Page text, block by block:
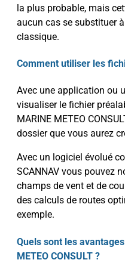
la plus probable, mais
aucun cas se substituer
classique.
Comment utiliser les
Avec une application ou
visualiser le fichier
MARINE METEO
dossier que vous aurez
Avec un logiciel évolué
SCANNAV vous pouvez
champs de vent et de
des calculs de routes
exemple.
Quels sont les
METEO CONSULT ?